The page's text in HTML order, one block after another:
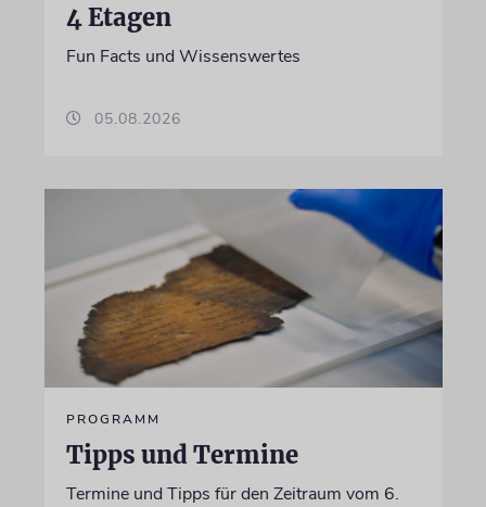
4 Etagen
Fun Facts und Wissenswertes
05.08.2026
PROGRAMM
Tipps und Termine
Termine und Tipps für den Zeitraum vom 6.